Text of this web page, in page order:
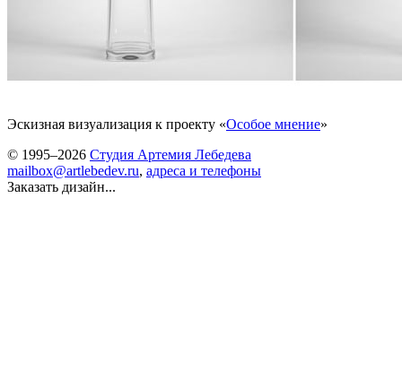
Эскизная визуализация к проекту «Особое мнение»
© 1995–2026 Студия Артемия Лебедева
mailbox@artlebedev.ru, адреса и телефоны
Заказать дизайн...